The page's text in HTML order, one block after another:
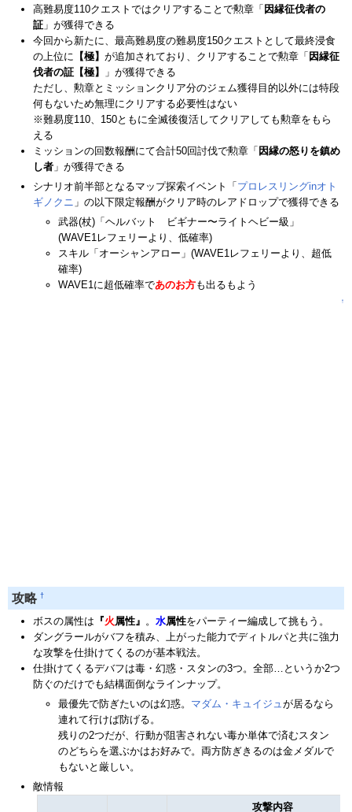
高難易度110クエストではクリアすることで勲章「因縁征伐者の
証 」が獲得できる
今回から新たに、最高難易度の難易度150クエストとして最終浸食
の上位に 【極】 が追加されており、クリアすることで勲章「因縁征
伐者の証【極】
」が獲得できる
ただし、勲章とミッションクリア分のジェム獲得目的以外には特段
何もないため無理にクリアする必要性はない
※難易度110、150ともに全滅後復活してクリアしても勲章をもら
える
ミッションの回数報酬にて合計50回討伐で勲章「因縁の怒りを鎮め
し者 」が獲得できる
シナリオ前半部となるマップ探索イベント「プロレスリングinオト
ギノクニ 」の以下限定報酬がクリア時のレアドロップで獲得できる
武器(杖)「ヘルバット ビギナー〜ライトヘビー級」
(WAVE1レフェリーより、低確率)
スキル「オーシャンアロー」(WAVE1レフェリーより、超低
確率)
WAVE1に超低確率であのお方も出るもよう
↑
攻略 †
ボスの属性は 『火属性』 。 水属性をパーティー編成して挑もう。
ダングラールがバフを積み、上がった能力でディトルパと共に強力
な攻撃を仕掛けてくるのが基本戦法。
仕掛けてくるデバフは毒・幻惑・スタンの3つ。全部…というか2つ
防ぐのだけでも結構面倒なラインナップ。
最優先で防ぎたいのは幻惑。 マダム・キュイジュが居るなら
連れて行けば防げる。
残りの2つだが、行動が阻害されない毒か単体で済むスタン
のどちらを選ぶかはお好みで。両方防ぎきるのは金メダルで
もないと厳しい。
敵情報
攻撃内容